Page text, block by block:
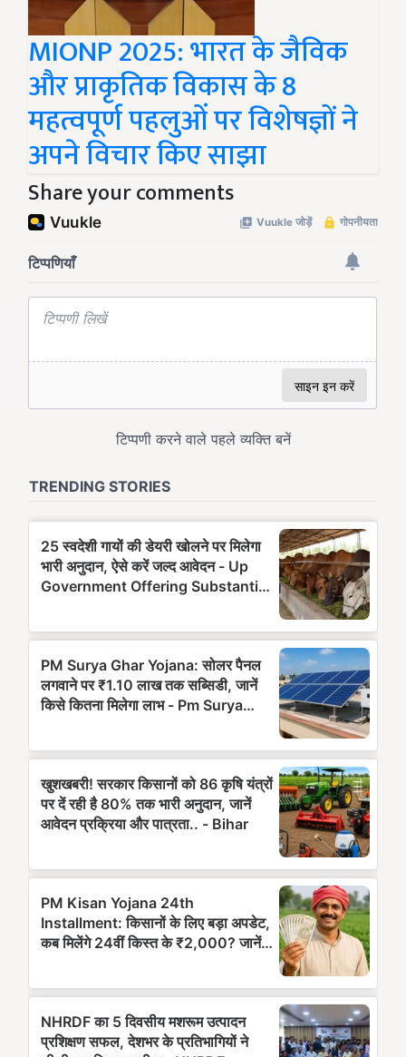
MIONP 2025: भारत के जैविक
और प्राकृतिक विकास के 8
महत्वपूर्ण पहलुओं पर विशेषज्ञों ने
अपने विचार किए साझा
Share your comments